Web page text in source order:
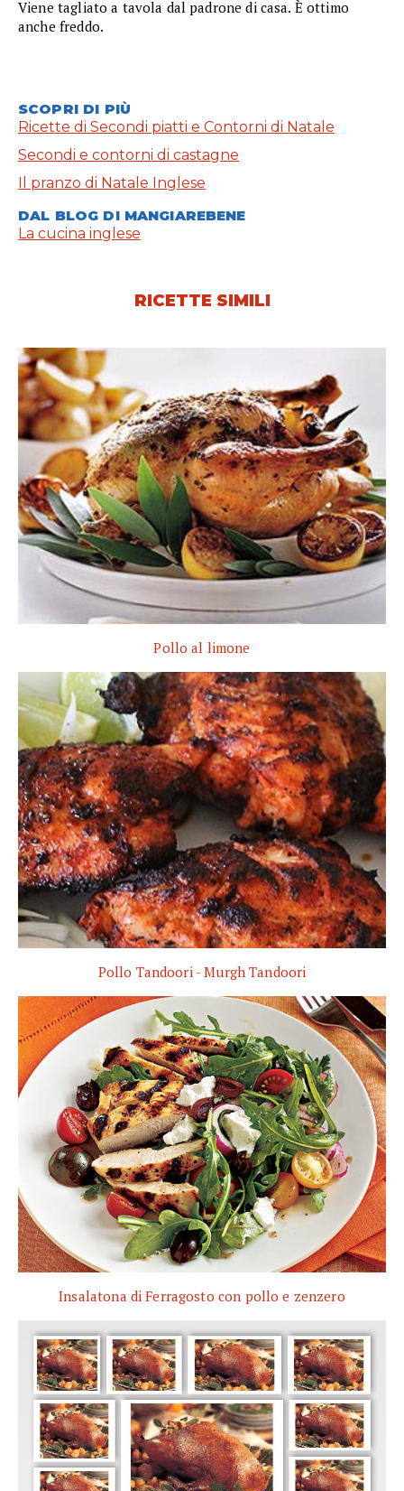
Viene tagliato a tavola dal padrone di casa. È ottimo
anche freddo.
SCOPRI DI PIÙ
Ricette di Secondi piatti e Contorni di Natale
Secondi e contorni di castagne
Il pranzo di Natale Inglese
DAL BLOG DI MANGIAREBENE
La cucina inglese
RICETTE SIMILI
Pollo al limone
Pollo Tandoori - Murgh Tandoori
Insalatona di Ferragosto con pollo e zenzero